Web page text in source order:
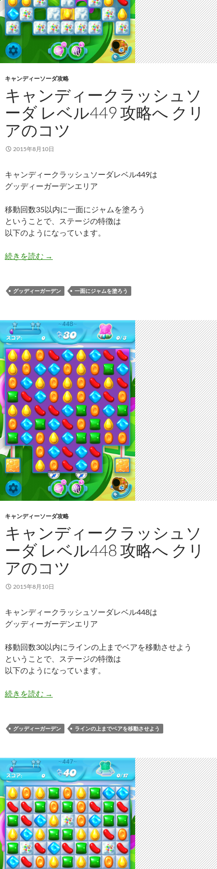
キャンディーソーダ攻略
キャンディークラッシュソ
ーダ レベル449 攻略へ クリ
アのコツ
2015年8月10日
キャンディークラッシュソーダレベル449は
グッディーガーデンエリア
移動回数35以内に一面にジャムを塗ろう
ということで、ステージの特徴は
以下のようになっています。
続きを読む キャンディークラッシュソーダ レベル449 攻略
→
グッディーガーデン 一面にジャムを塗ろう
キャンディーソーダ攻略
キャンディークラッシュソ
ーダ レベル448 攻略へ クリ
アのコツ
2015年8月10日
キャンディークラッシュソーダレベル448は
グッディーガーデンエリア
移動回数30以内にラインの上までベアを移動させよう
ということで、ステージの特徴は
以下のようになっています。
続きを読む キャンディークラッシュソーダ レベル448 攻略
→
グッディーガーデン ラインの上までベアを移動させよう